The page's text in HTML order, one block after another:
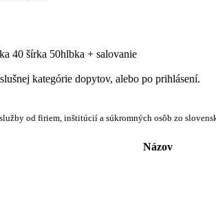
40 šírka 50hlbka + salovanie
kategórie dopytov, alebo po prihlásení.
od firiem, inštitúcií a súkromných osôb zo
Názov